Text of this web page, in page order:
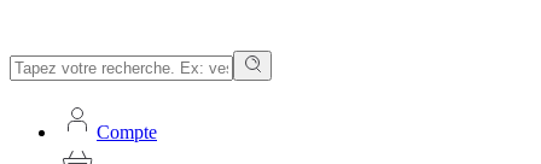
Compte